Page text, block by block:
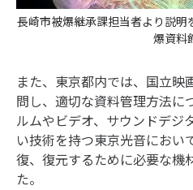
長崎市被爆継承課担当者より説
爆資料
また、東京都内では、国立映
問し、適切な資料管理方法に
ルムやビデオ、サウンドデジ
い技術を持つ東京光音におい
復、復元するために必要な機
た。